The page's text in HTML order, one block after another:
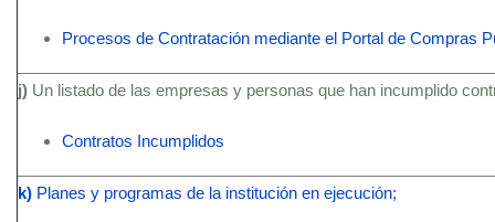
Procesos de Contratación mediante el Portal de Compras
j) Un listado de las empresas y personas que han incumplido
Contratos Incumplidos
k) Planes y programas de la institución en ejecución;